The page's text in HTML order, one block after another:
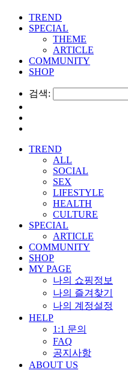
TREND
SPECIAL
THEME
ARTICLE
COMMUNITY
SHOP
검색:
TREND
ALL
SOCIAL
SEX
LIFESTYLE
HEALTH
CULTURE
SPECIAL
ARTICLE
COMMUNITY
SHOP
MY PAGE
나의 쇼핑정보
나의 즐겨찾기
나의 계정설정
HELP
1:1 문의
FAQ
공지사항
ABOUT US